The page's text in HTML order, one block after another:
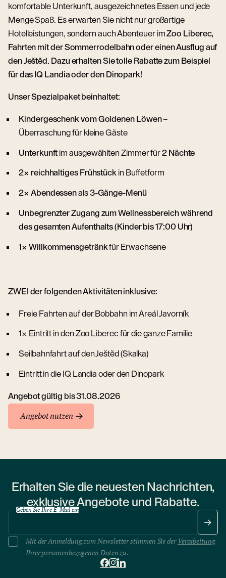
komfortable Unterkunft, ausgezeichnetes Essen und jede
Menge Spaß. Es erwarten Sie nicht nur großartige
Hotelleistungen, sondern auch Abenteuer imZoo Liberec,
Fahrten mit der Sommerrodelbahn oder einen Ausflug auf
den Ještěd. Dazu erhalten Sie tolle Rabatte zum Beispiel
für das IQ Landia oder den Dinopark!
Unser Spezialpaket beinhaltet:
Kindergeschenk vom Goldenen Löwen–
Überraschung für kleine Gäste
Unterkunft im ausgewählten Zimmer für2 Nächte
2× reichhaltiges Frühstück in Buffetform
2× Abendessenals3-Gänge-Menü
Unbegrenzter Zugang zum Wellnessbereich während
des gesamten Aufenthalts (Kinder bis 17:00 Uhr)
1× Willkommensgetränkfür Erwachsene
ZWEI der folgenden Aktivitäten inklusive:
Freie Fahrten auf der Bobbahn im Areál Javorník
1× Eintritt in den Zoo Liberec für die ganze Familie
Seilbahnfahrt auf den Ještěd (Skalka)
Eintritt in die IQ Landia oder den Dinopark
Angebot gültig bis 31.08.2026
Angebot nutzen
Erhalten Sie die neuesten Nachrichten,
exklusive Angebote und Rabatte.
Geben Sie Ihre E-Mail ein
Mit der Anmeldung zum Newsletter stimmen Sie derVerarbeitung
Ihrer personenbezogenen Datenzu.